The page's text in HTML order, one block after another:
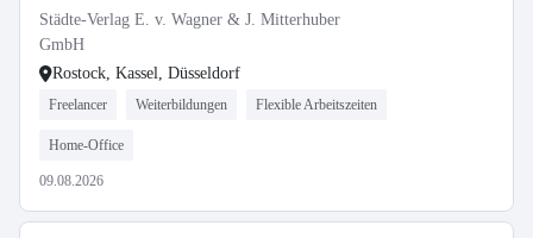
Direktvertrieb (m/w/d)
Städte-Verlag E. v. Wagner & J. Mitterhuber
GmbH
Rostock, Kassel, Düsseldorf
Freelancer Weiterbildungen Flexible Arbeitszeiten
Home-Office
09.08.2026